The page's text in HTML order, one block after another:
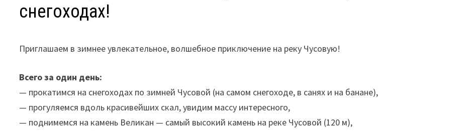
снегоходах!
Приглашаем в зимнее увлекательное, волшебное приключение на реку Чусовую!
Всего за один день:
— прокатимся на снегоходах по зимней Чусовой (на самом снегоходе, в санях и на банане),
— прогуляемся вдоль красивейших скал, увидим массу интересного,
— поднимемся на камень Великан — самый высокий камень на реке Чусовой (120 м),